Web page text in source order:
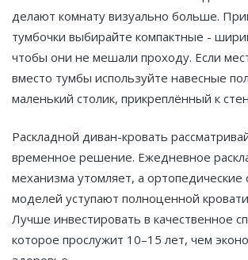
делают комнату визуально больше.
тумбочки выбирайте компактные -
чтобы они не мешали проходу. Если
вместо тумбы используйте навесные
маленький столик, прикреплённый к
Раскладной диван-кровать
временное решение. Ежедневное
механизма утомляет, а ортопедические
моделей уступают полноценной
Лучше инвестировать в качественное
которое прослужит 10–15 лет, чем